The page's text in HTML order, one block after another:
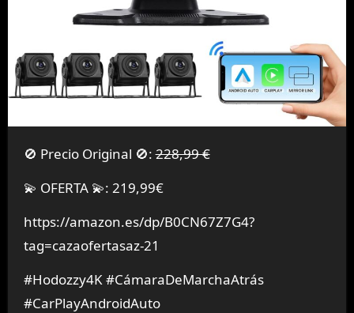
🚫 Precio Original 🚫:228,99 €
💫 OFERTA 💫: 219,99€
https://amazon.es/dp/B0CN67Z7G4?
tag=cazaofertasaz-21
#Hodozzy4K #CámaraDeMarchaAtrás
#CarPlayAndroidAuto